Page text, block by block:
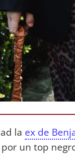
la ex de
un top